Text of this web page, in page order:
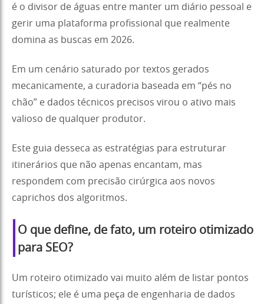
é o divisor de águas entre manter um diário pessoal e
gerir uma plataforma profissional que realmente
domina as buscas em 2026.
Em um cenário saturado por textos gerados
mecanicamente, a curadoria baseada em “pés no
chão” e dados técnicos precisos virou o ativo mais
valioso de qualquer produtor.
Este guia desseca as estratégias para estruturar
itinerários que não apenas encantam, mas
respondem com precisão cirúrgica aos novos
caprichos dos algoritmos.
O que define, de fato, um roteiro otimizado
para SEO?
Um roteiro otimizado vai muito além de listar pontos
turísticos; ele é uma peça de engenharia de dados